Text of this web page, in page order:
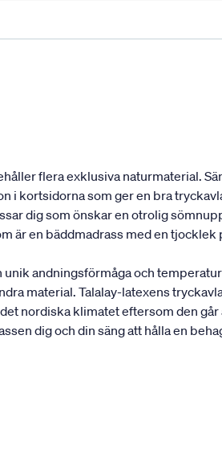
flera exklusiva naturmaterial.
i kortsidorna som ger en bra
dig som önskar en otrolig
är en bäddmadrass med en tjocklek
andningsförmåga och
material. Talalay-latexens
nordiska klimatet eftersom den
dig och din säng att hålla en